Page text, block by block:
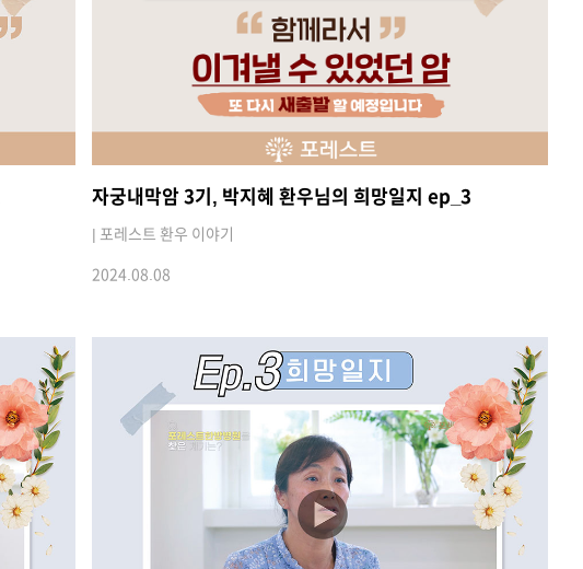
자궁내막암 3기, 박지혜 환우님의 희망일지 ep_3
| 포레스트 환우 이야기
2024.08.08